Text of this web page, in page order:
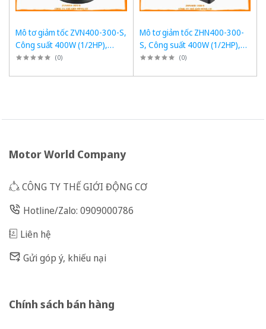
Mô tơ giảm tốc ZVN400-300-S,
Công suất 400W (1/2HP),
1/300, Chân đế
(0)
Mô tơ giảm tốc ZHN400-300-
S, Công suất 400W (1/2HP),
1/300, Chân đế
(0)
Motor World Company
CÔNG TY THẾ GIỚI ĐỘNG CƠ
Hotline/Zalo: 0909000786
Liên hệ
Gửi góp ý, khiếu nại
Chính sách bán hàng